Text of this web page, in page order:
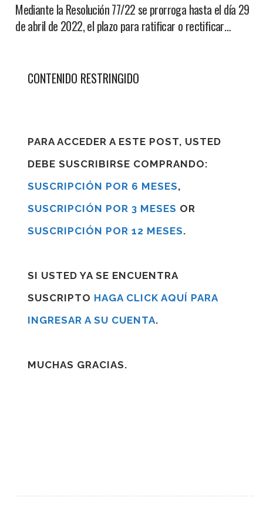
Mediante la Resolución 77/22 se prorroga hasta el día 29
de abril de 2022, el plazo para ratificar o rectificar…
CONTENIDO RESTRINGIDO
PARA ACCEDER A ESTE POST, USTED
DEBE SUSCRIBIRSE COMPRANDO:
SUSCRIPCIÓN POR 6 MESES,
SUSCRIPCIÓN POR 3 MESES OR
SUSCRIPCIÓN POR 12 MESES.
SI USTED YA SE ENCUENTRA
SUSCRIPTO HAGA CLICK AQUÍ PARA
INGRESAR A SU CUENTA.
MUCHAS GRACIAS.